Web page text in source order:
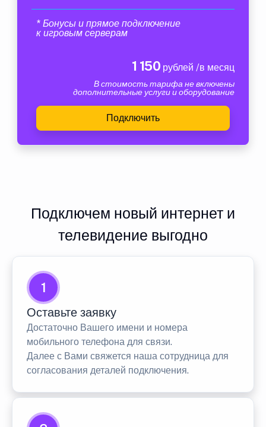
* Бонусы и прямое подключение
к игровым серверам
1 150 рублей /в месяц
В стоимость тарифа не включены
дополнительные услуги и оборудование
Подключить
Подключем новый интернет и
телевидение выгодно
1
Оставьте заявку
Достаточно Вашего имени и номера
мобильного телефона для связи.
Далее с Вами свяжется наша сотрудница для
согласования деталей подключения.